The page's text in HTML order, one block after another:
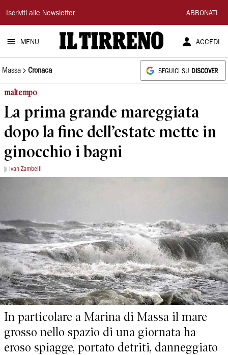
Il
Tirreno
Iscriviti alle Newsletter ABBONATI
MENU ACCEDI
Massa Cronaca SEGUICI SU DISCOVER
maltempo
La prima grande mareggiata
dopo la fine dell’estate mette in
ginocchio i bagni
Ivan Zambelli
In particolare a Marina di Massa il mare
grosso nello spazio di una giornata ha
eroso spiagge, portato detriti, danneggiato